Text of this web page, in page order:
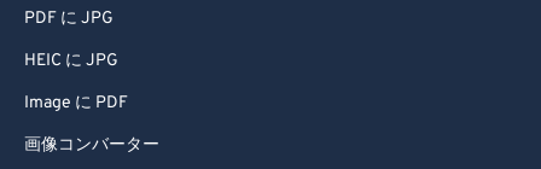
PDF に JPG
HEIC に JPG
Image に PDF
画像コンバーター